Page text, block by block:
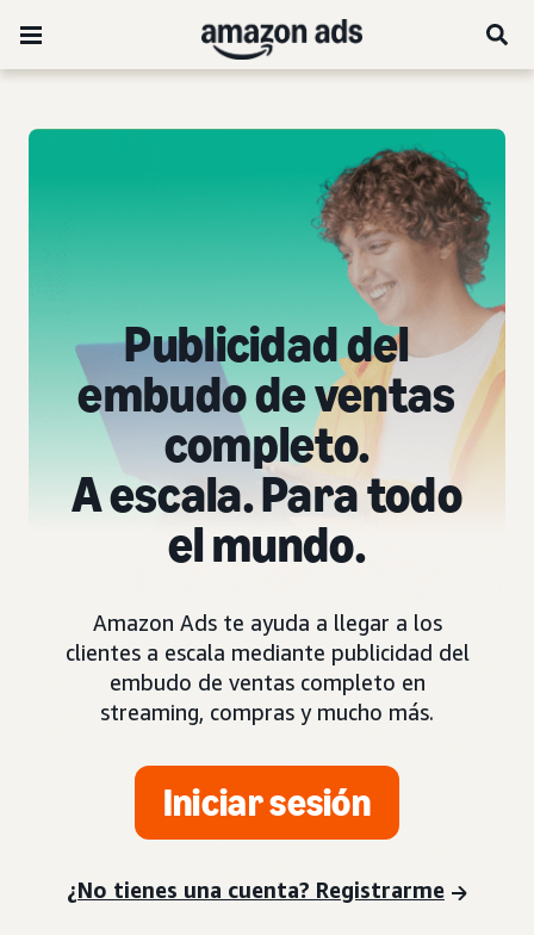
Publicidad del
embudo de ventas
completo.
A escala. Para todo
el mundo.
Amazon Ads te ayuda a llegar a los
clientes a escala mediante publicidad del
embudo de ventas completo en
streaming, compras y mucho más.
Iniciar sesión
¿No tienes una cuenta? Registrarme